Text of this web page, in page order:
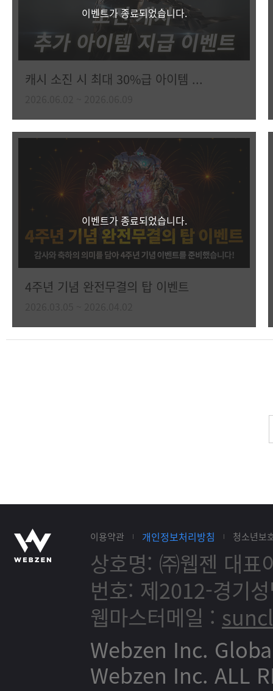
캐시 소진 시 최대 30%급 아이템 ...
이벤트가 종료되었습니다.
4주년 기념 완전무결의 탑 이벤트
이벤트가 종료되었습니다.
이용약관 개인정보처리방침 청소년보
상호명: ㈜웹젠 대표
번호: 제2012-경기
웹마스터메일 :
Webzen Inc.
Webzen Inc. ALL